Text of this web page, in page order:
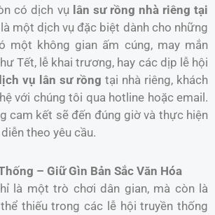
có dịch vụ lân sư rồng nhà riêng tại
một dịch vụ đặc biệt dành cho những
một không gian ấm cúng, may mắn
Tết, lễ khai trương, hay các dịp lễ hội
vụ lân sư rồng tại nhà riêng, khách
với chúng tôi qua hotline hoặc email.
cam kết sẽ đến đúng giờ và thực hiện
theo yêu cầu.
– Giữ Gìn Bản Sắc Văn Hóa
là một trò chơi dân gian, mà còn là
thiếu trong các lễ hội truyền thống